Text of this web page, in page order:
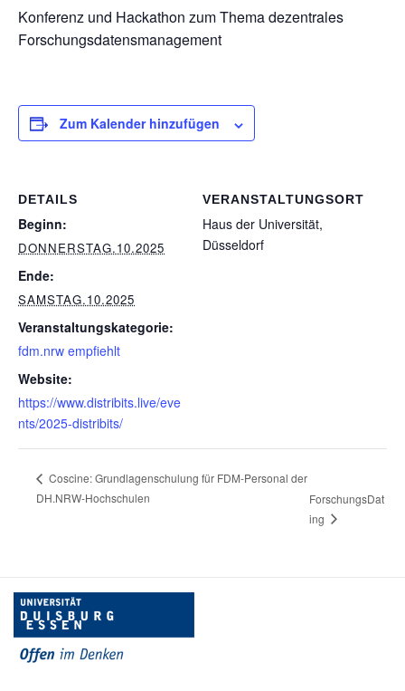
Konferenz und Hackathon zum Thema dezentrales
Forschungsdatensmanagement
Zum Kalender hinzufügen
DETAILS
Beginn:
DONNERSTAG.10.2025
Ende:
SAMSTAG.10.2025
Veranstaltungskategorie:
fdm.nrw empfiehlt
Website:
https://www.distribits.live/eve
nts/2025-distribits/
VERANSTALTUNGSORT
Haus der Universität,
Düsseldorf
Coscine: Grundlagenschulung für FDM-Personal der
DH.NRW-Hochschulen
ForschungsDat
ing